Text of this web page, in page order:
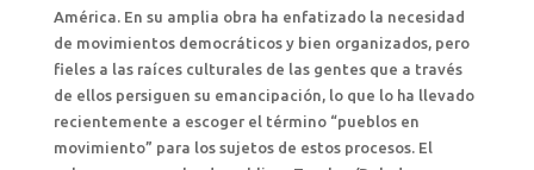
América. En su amplia obra ha enfatizado la necesidad
de movimientos democráticos y bien organizados, pero
fieles a las raíces culturales de las gentes que a través
de ellos persiguen su emancipación, lo que lo ha llevado
recientemente a escoger el término “pueblos en
movimiento” para los sujetos de estos procesos. El